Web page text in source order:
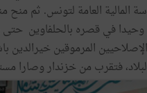
المالية العامة لتونس. ثم
المرموقين
فتقرب من خزندار وصارا